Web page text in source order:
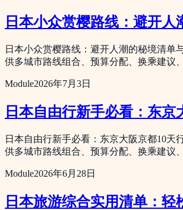
日本小众赏樱路线：避开
日本小众赏樱路线：避开人潮的秘境清单
供多城市路线组合、预算分配、换乘建
Module2026年7月3日
日本自由行新手必看：东
日本自由行新手必看：东京大阪京都10
供多城市路线组合、预算分配、换乘建
Module2026年6月28日
日本旅游综合实用清单：